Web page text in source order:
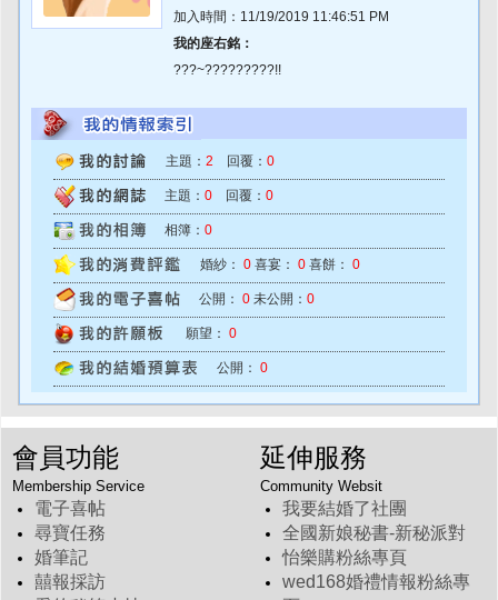
加入時間：11/19/2019 11:46:51 PM
我的座右銘：
???~?????????!!
主題： 2 回覆： 0
主題： 0 回覆： 0
相簿： 0
婚紗： 0 喜宴： 0 喜餅： 0
公開： 0 未公開： 0
願望： 0
公開： 0
會員功能
Membership Service
電子喜帖
尋寶任務
婚筆記
囍報採訪
延伸服務
Community Websit
我要結婚了社團
全國新娘秘書-新秘派對
怡樂購粉絲專頁
wed168婚禮情報粉絲專